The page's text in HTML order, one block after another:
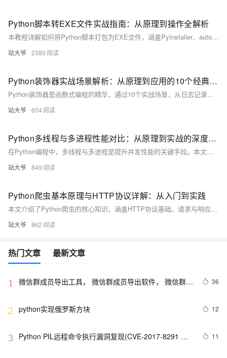
Python脚本转EXE文件实战指南：从原理到操作全解析
本教程详解如何将Python脚本打包为EXE文件，涵盖PyInstaller、auto-py-to-exe和cx_Freeze三种工具，包含实战案例与常见问题解决方案，助你轻松发布独立运行的Python程序。
站大爷 2380
Python装饰器实战场景解析：从原理到应用的10个经典案例
Python装饰器是函数式编程的精华，通过10个实战场景，从日志记录、权限验证到插件系统，全面解析其应用。掌握装饰器，让代码更优雅、灵活，提升开发效率。
站大爷 654
Python多线程与多进程性能对比：从原理到实战的深度解析
在Python编程中，多线程与多进程是提升并发性能的关键手段。本文通过实验数据、代码示例和通俗比喻，深入解析两者在不同任务类型下的性能表现，帮助开发者科学选择并发策略，优化程序效率。
站大爷 849
Python爬虫基本原理与HTTP协议详解：从入门到实践
本文介绍了Python爬虫的核心知识，涵盖HTTP协议基础、请求与响应流程、常用库（如requests、BeautifulSoup）、反爬应对策略及实战案例（如爬取豆瓣电影Top250），帮助读者系统掌握数据采集技能。
站大爷 862
热门文章 最新文章
1
微信群成员导出工具， 微信群成员导出软件， 微信群管
36
2 python实现俄罗斯方块 12
3
Python PIL远程命令执行漏洞复现(CVE-2017-8291
11